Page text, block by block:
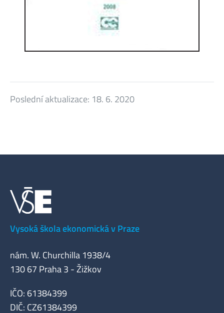
Poslední aktualizace: 18. 6. 2020
Vysoká škola ekonomická v Praze
nám. W. Churchilla 1938/4
130 67 Praha 3 - Žižkov
IČO: 61384399
DIČ: CZ61384399